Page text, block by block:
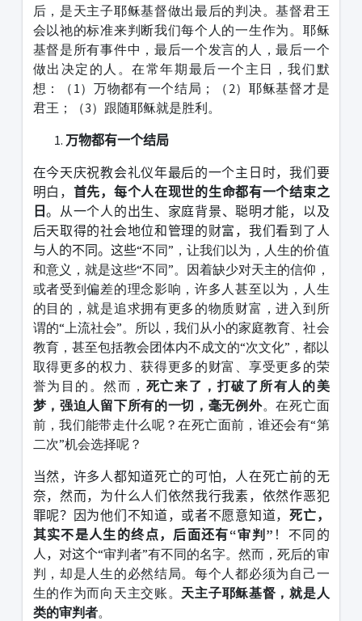
后，是天主子耶稣基督做出最后的判决。基督君王
会以祂的标准来判断我们每个人的一生作为。耶稣
基督是所有事件中，最后一个发言的人，最后一个
做出决定的人。在常年期最后一个主日，我们默
想：（1）万物都有一个结局；（2）耶稣基督才是
君王；（3）跟随耶稣就是胜利。
万物都有一个结局
在今天庆祝教会礼仪年最后的一个主日时，我们要
明白， 首先，每个人在现世的生命都有一个结束之
日。从一个人的出生、家庭背景、聪明才能，以及
后天取得的社会地位和管理的财富，我们看到了人
与人的不同。这些“不同”，让我们以为，人生的价值
和意义，就是这些“不同”。因着缺少对天主的信仰，
或者受到偏差的理念影响，许多人甚至以为，人生
的目的，就是追求拥有更多的物质财富，进入到所
谓的“上流社会”。所以，我们从小的家庭教育、社会
教育，甚至包括教会团体内不成文的“次文化”，都以
取得更多的权力、获得更多的财富、享受更多的荣
誉为目的。然而， 死亡来了，打破了所有人的美
梦，强迫人留下所有的一切，毫无例外。在死亡面
前，我们能带走什么呢？在死亡面前，谁还会有“第
二次”机会选择呢？
当然，许多人都知道死亡的可怕，人在死亡前的无
奈，然而，为什么人们依然我行我素，依然作恶犯
罪呢？因为他们不知道，或者不愿意知道，死亡，
其实不是人生的终点，后面还有“审判” ！不同的
人，对这个“审判者”有不同的名字。然而，死后的审
判，却是人生的必然结局。每个人都必须为自己一
生的作为而向天主交账。 天主子耶稣基督，就是人
类的审判者。